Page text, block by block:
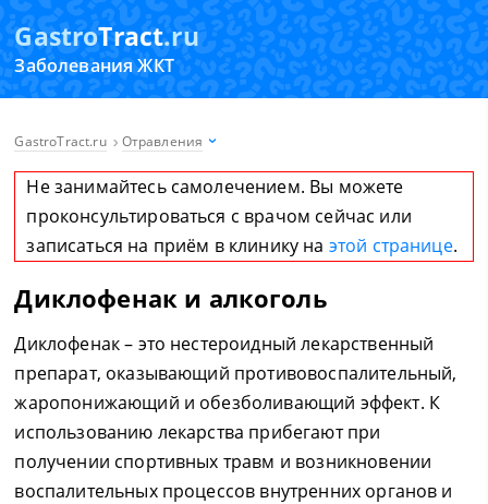
GastroTract.ru
Заболевания ЖКТ
GastroTract.ru Отравления
Не занимайтесь самолечением. Вы можете
проконсультироваться с врачом сейчас или
записаться на приём в клинику на этой странице.
Диклофенак и алкоголь
Диклофенак – это нестероидный лекарственный
препарат, оказывающий противовоспалительный,
жаропонижающий и обезболивающий эффект. К
использованию лекарства прибегают при
получении спортивных травм и возникновении
воспалительных процессов внутренних органов и